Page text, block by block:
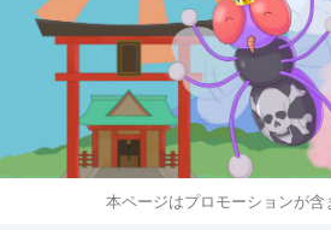
本ページはプロモーションが含